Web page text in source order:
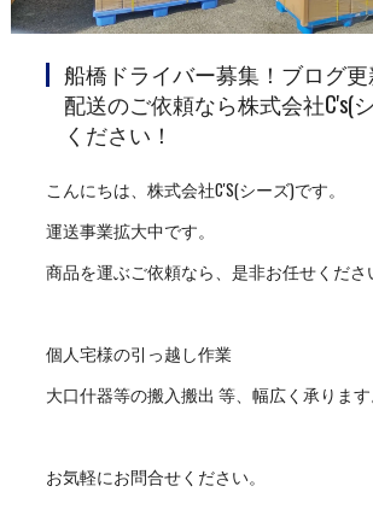
船橋ドライバー募集！ブログ更
配送のご依頼なら株式会社C's(
ください！
こんにちは、株式会社C'S(シーズ)です。
運送事業拡大中です。
商品を運ぶご依頼なら、是非お任せくださ
個人宅様の引っ越し作業
大口什器等の搬入搬出 等、幅広く承ります
お気軽にお問合せください。